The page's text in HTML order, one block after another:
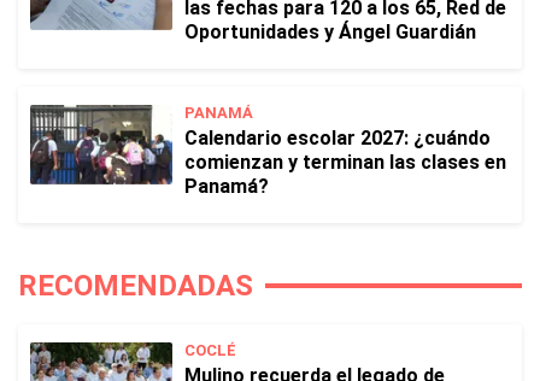
las fechas para 120 a los 65, Red de
Oportunidades y Ángel Guardián
PANAMÁ
Calendario escolar 2027: ¿cuándo
comienzan y terminan las clases en
Panamá?
RECOMENDADAS
COCLÉ
Mulino recuerda el legado de